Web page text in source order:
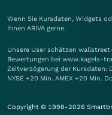
Wenn Sie Kursdaten, Widgets
Ihnen ARIVA gerne.
Unsere User schätzen
Bewertungen bei www.kagels-
Zeitverzögerung der Kursdaten:
NYSE +20 Min. AMEX +20 Min.
Copyright © 1998-2026